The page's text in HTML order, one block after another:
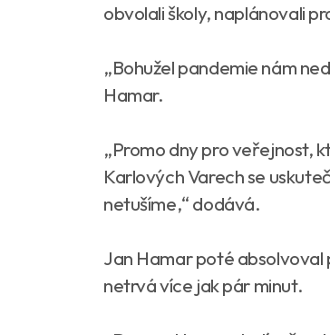
obvolali školy, naplánovali
„Bohužel pandemie nám
Hamar.
„Promo dny pro veřejnost,
Karlových Varech se
netušíme,“ dodává.
Jan Hamar poté absolvoval
netrvá více jak pár minut.